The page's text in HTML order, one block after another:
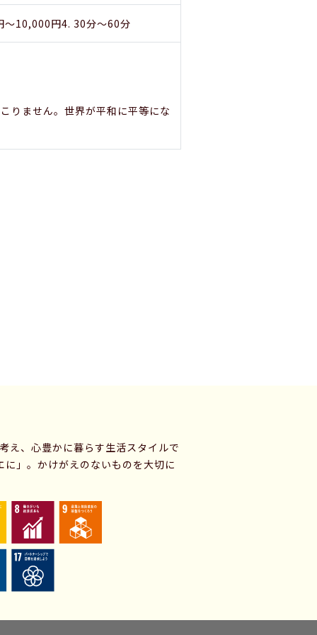
10,000円4. 30分～60分
りません。世界が平和に平等にな
え、心豊かに暮らす生活スタイルで
」。かけがえのないものを大切に